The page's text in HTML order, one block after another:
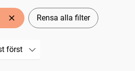
Rensa alla filter